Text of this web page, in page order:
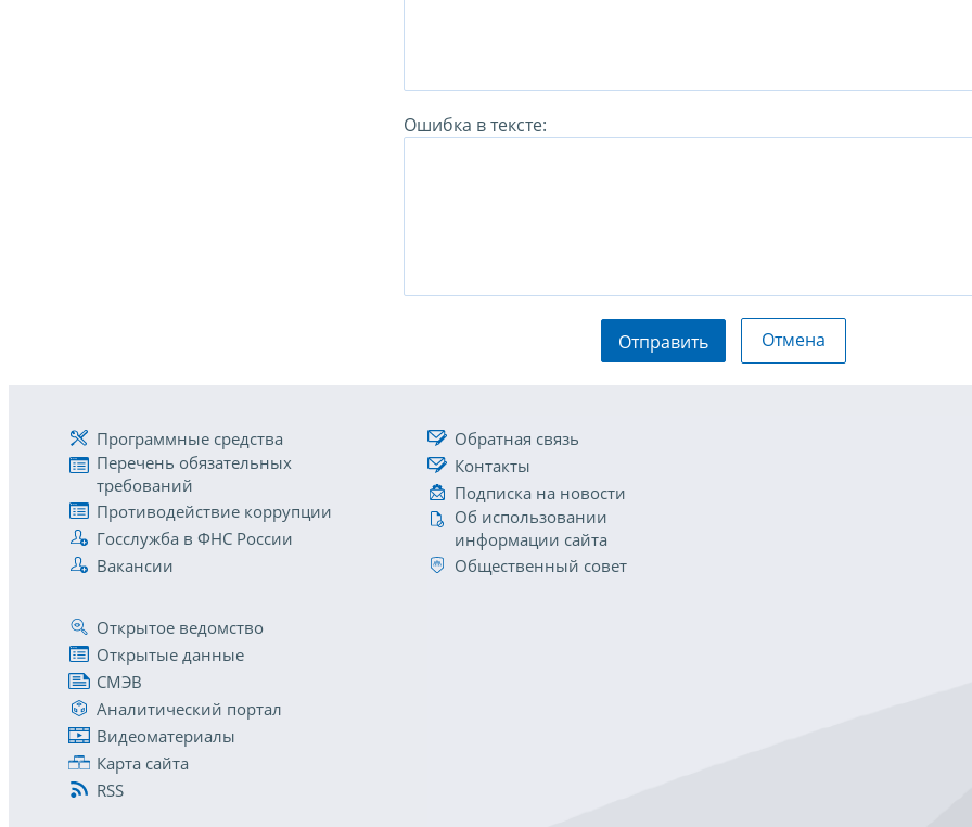
Ошибка в тексте:
Отправить Отмена
Программные средства
Перечень обязательных
требований
Противодействие коррупции
Госслужба в ФНС России
Вакансии
Обратная связь
Контакты
Подписка на новости
Об использовании
информации сайта
Общественный совет
Открытое ведомство
Открытые данные
СМЭВ
Аналитический портал
Видеоматериалы
Карта сайта
RSS